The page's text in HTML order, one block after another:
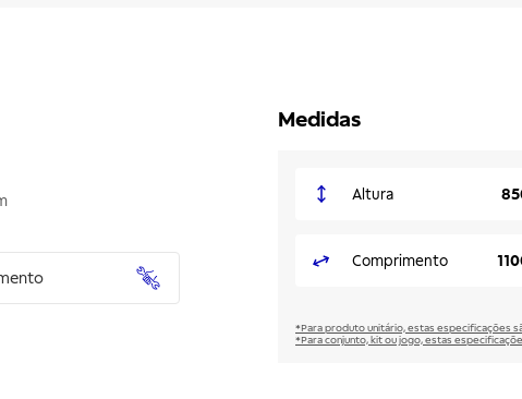
Medidas
Altura
Comprimento
*Para produto unitário, estas especificações
*Para conjunto, kit ou jogo, estas